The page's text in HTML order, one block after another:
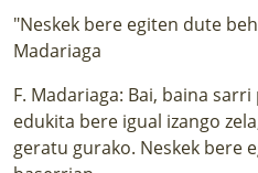
"Neskek bere egiten dute
Madariaga
F. Madariaga: Bai, baina
edukita bere igual izango
geratu gurako. Neskek bere